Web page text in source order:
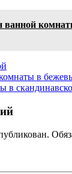
ванной
в
в